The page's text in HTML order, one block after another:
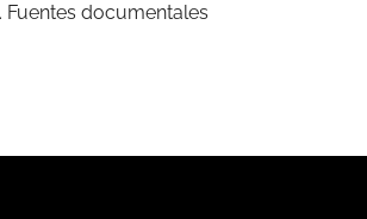
Fuentes documentales